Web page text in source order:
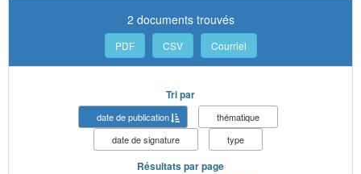
2 documents trouvés
PDF CSV Courriel
Tri par
date de publication
thématique
date de signature
type
Résultats par page